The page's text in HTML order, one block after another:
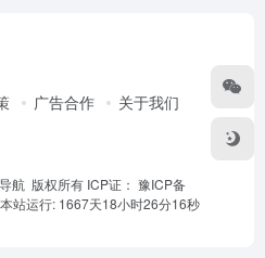
广告合作 关于我们
航 版权所有 ICP证： 豫ICP备
本站运行: 1667天18小时26分16秒